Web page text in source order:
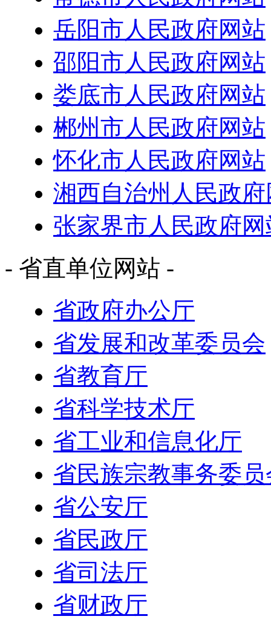
岳阳市人民政府网站
邵阳市人民政府网站
娄底市人民政府网站
郴州市人民政府网站
怀化市人民政府网站
湘西自治州人民政
张家界市人民政府网
- 省直单位网站 -
省政府办公厅
省发展和改革委员会
省教育厅
省科学技术厅
省工业和信息化厅
省民族宗教事务委员
省公安厅
省民政厅
省司法厅
省财政厅